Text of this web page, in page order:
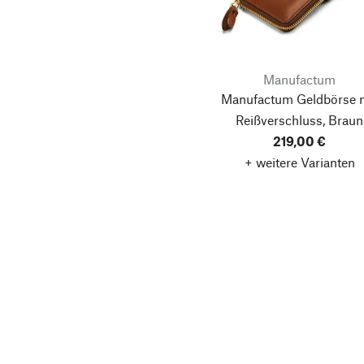
Manufactum
Manufactum Geldbörse
Reißverschluss, Braun
219,00 €
+ weitere Varianten